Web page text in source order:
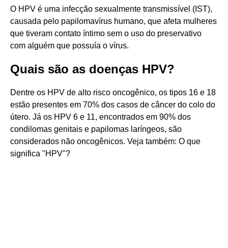
O HPV é uma infecção sexualmente transmissível (IST),
causada pelo papilomavírus humano, que afeta mulheres
que tiveram contato íntimo sem o uso do preservativo
com alguém que possuía o vírus.
Quais são as doenças HPV?
Dentre os HPV de alto risco oncogênico, os tipos 16 e 18
estão presentes em 70% dos casos de câncer do colo do
útero. Já os HPV 6 e 11, encontrados em 90% dos
condilomas genitais e papilomas laríngeos, são
considerados não oncogênicos. Veja também: O que
significa "HPV"?